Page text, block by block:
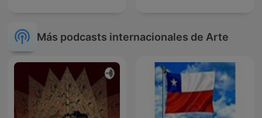
Más podcasts internacionales de Arte